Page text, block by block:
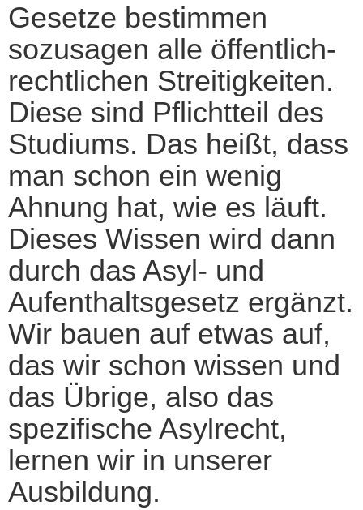
Gesetze bestimmen
sozusagen alle öffentlich-
rechtlichen Streitigkeiten.
Diese sind Pflichtteil des
Studiums. Das heißt, dass
man schon ein wenig
Ahnung hat, wie es läuft.
Dieses Wissen wird dann
durch das Asyl- und
Aufenthaltsgesetz ergänzt.
Wir bauen auf etwas auf,
das wir schon wissen und
das Übrige, also das
spezifische Asylrecht,
lernen wir in unserer
Ausbildung.